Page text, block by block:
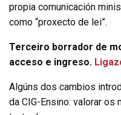
propia comunicación
como “proxecto de lei”.
Terceiro borrador de
acceso e ingreso.
Algúns dos cambios
da CIG-Ensino: valorar